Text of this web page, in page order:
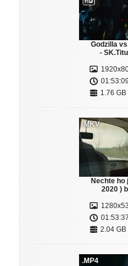
Godzilla
-
01:53:09
1.76 GB
.MKV
Nechte ho
2020 )
01:53:37
2.04 GB
.MP4